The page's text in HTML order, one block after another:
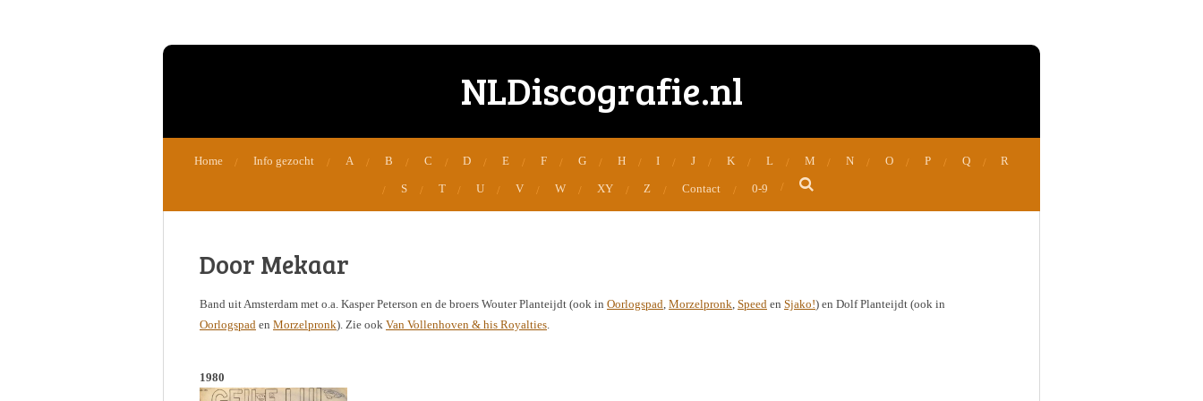
NLDiscografie.nl
Home Info gezocht A B C D E F G H I J K L M N O P Q R
S T U V W XY Z Contact 0-9
Door Mekaar
Band uit Amsterdam met o.a. Kasper Peterson en de broers Wouter Planteijdt (ook in Oorlogspad, Morzelpronk, Speed en Sjako!) en Dolf Planteijdt (ook in
Oorlogspad en Morzelpronk). Zie ook Van Vollenhoven & his Royalties.
1980